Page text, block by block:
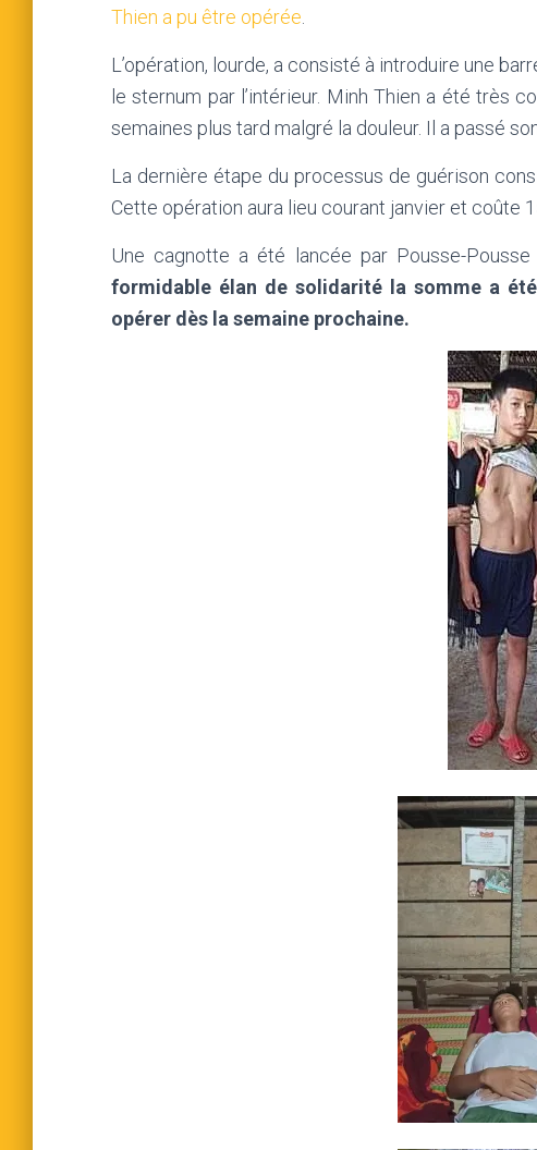
Thien a pu être opérée
L’opération, lourde, a consisté à introduire une
le sternum par l’intérieur. Minh Thien a été très
semaines plus tard malgré la douleur. Il a passé
La dernière étape du processus de guérison
Cette opération aura lieu courant janvier et coûte
Une cagnotte a été lancée par Pousse-Pousse
formidable élan de solidarité la somme a
opérer dès la semaine prochaine.